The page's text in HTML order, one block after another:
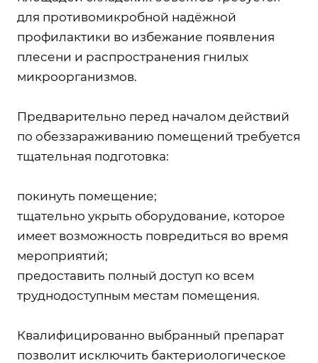
для противомикробной надёжной
профилактики во избежание появления
плесени и распространения гнилых
микроорганизмов.
Предварительно перед началом действий
по обеззараживанию помещений требуется
тщательная подготовка:
покинуть помещение;
тщательно укрыть оборудование, которое
имеет возможность повредиться во время
мероприятий;
предоставить полный доступ ко всем
труднодоступным местам помещения.
Квалифицированно выбранный препарат
позволит исключить бактериологическое